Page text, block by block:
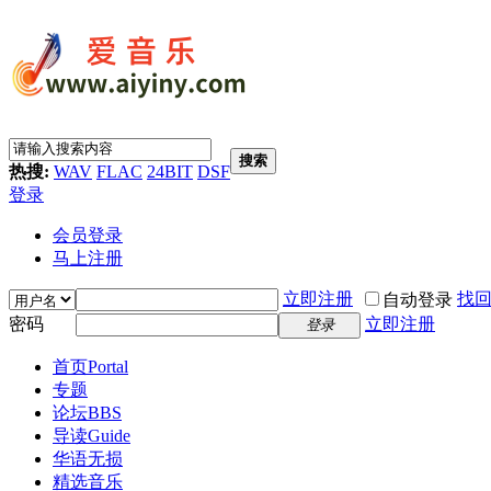
热搜: WAV FLAC 24BIT DSF
搜索
登录
会员登录
马上注册
立即注册 自动登录 找
密码
登录 立即注册
首页Portal
专题
论坛BBS
导读Guide
华语无损
精选音乐